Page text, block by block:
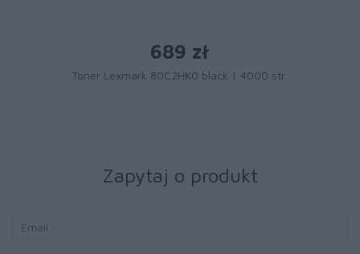
689 zł
Toner Lexmark 80C2HK0 black | 4000 str.
Zapytaj o produkt